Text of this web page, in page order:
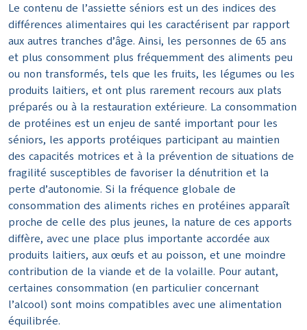
Le contenu de l’assiette séniors est un des indices des
différences alimentaires qui les caractérisent par rapport
aux autres tranches d’âge. Ainsi, les personnes de 65 ans
et plus consomment plus fréquemment des aliments peu
ou non transformés, tels que les fruits, les légumes ou les
produits laitiers, et ont plus rarement recours aux plats
préparés ou à la restauration extérieure. La consommation
de protéines est un enjeu de santé important pour les
séniors, les apports protéiques participant au maintien
des capacités motrices et à la prévention de situations de
fragilité susceptibles de favoriser la dénutrition et la
perte d’autonomie. Si la fréquence globale de
consommation des aliments riches en protéines apparaît
proche de celle des plus jeunes, la nature de ces apports
diffère, avec une place plus importante accordée aux
produits laitiers, aux œufs et au poisson, et une moindre
contribution de la viande et de la volaille. Pour autant,
certaines consommation (en particulier concernant
l’alcool) sont moins compatibles avec une alimentation
équilibrée.